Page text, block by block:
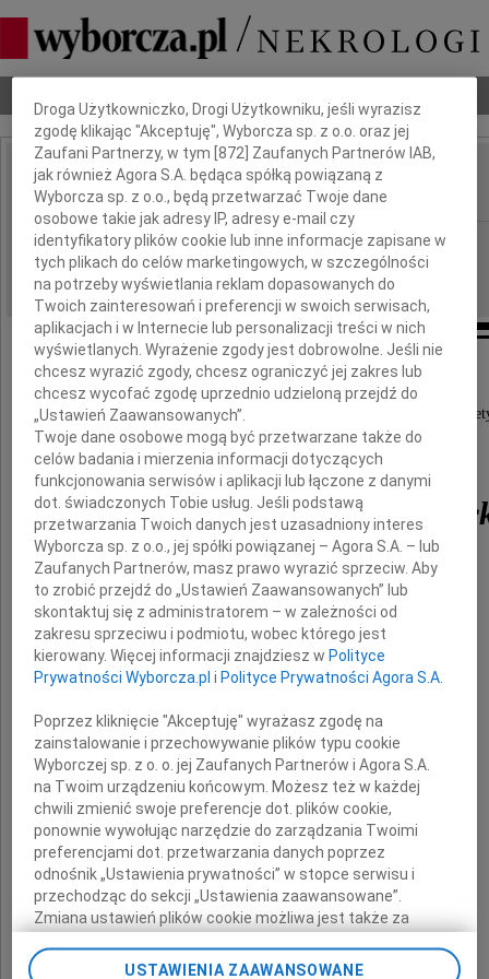
IMIĘ I NAZWISKO: Marian Więcek
REGION: Opole
DATA EMISJI: 02.03.2013
Wyrazy głębokiego żalu i współczucia
z powodu śmierci wieloletniego Głównego
Zakładów Koksowniczych Zdzieszowice
mgr inż. Mariana
składają
Żonie Zmarłego
współpracownicy i Dyrekcja
ArcelorMittal Poland SA
Oddziału w Zdzieszowicach
Dbamy o Twoją prywatność
Droga Użytkowniczko, Drogi Użytkowniku, jeśli wyrazisz
zgodę klikając "Akceptuję", Wyborcza sp. z o.o. oraz jej
Zaufani Partnerzy, w tym [872 ] Zaufanych Partnerów IAB,
jak również Agora S.A. będąca spółką powiązaną z
Wyborcza sp. z o.o., będą przetwarzać Twoje dane
osobowe takie jak adresy IP, adresy e-mail czy
identyfikatory plików cookie lub inne informacje zapisane w
tych plikach do celów marketingowych, w szczególności
na potrzeby wyświetlania reklam dopasowanych do
Twoich zainteresowań i preferencji w swoich serwisach,
aplikacjach i w Internecie lub personalizacji treści w nich
wyświetlanych. Wyrażenie zgody jest dobrowolne. Jeśli nie
chcesz wyrazić zgody, chcesz ograniczyć jej zakres lub
chcesz wycofać zgodę uprzednio udzieloną przejdź do
„Ustawień Zaawansowanych”.
Twoje dane osobowe mogą być przetwarzane także do
celów badania i mierzenia informacji dotyczących
funkcjonowania serwisów i aplikacji lub łączone z danymi
dot. świadczonych Tobie usług. Jeśli podstawą
przetwarzania Twoich danych jest uzasadniony interes
Wyborcza sp. z o.o., jej spółki powiązanej – Agora S.A. – lub
Zaufanych Partnerów, masz prawo wyrazić sprzeciw. Aby
to zrobić przejdź do „Ustawień Zaawansowanych” lub
skontaktuj się z administratorem – w zależności od
zakresu sprzeciwu i podmiotu, wobec którego jest
kierowany. Więcej informacji znajdziesz w Polityce
Prywatności Wyborcza.pl i Polityce Prywatności Agora S.A.
Poprzez kliknięcie "Akceptuję" wyrażasz zgodę na
zainstalowanie i przechowywanie plików typu cookie
Wyborczej sp. z o. o. jej Zaufanych Partnerów i Agora S.A.
na Twoim urządzeniu końcowym. Możesz też w każdej
chwili zmienić swoje preferencje dot. plików cookie,
ponownie wywołując narzędzie do zarządzania Twoimi
preferencjami dot. przetwarzania danych poprzez
odnośnik „Ustawienia prywatności” w stopce serwisu i
przechodząc do sekcji „Ustawienia zaawansowane”.
Zmiana ustawień plików cookie możliwa jest także za
USTAWIENIA ZAAWANSOWANE